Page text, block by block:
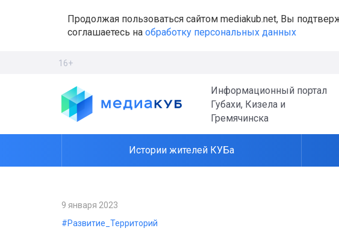
Продолжая пользоваться сайтом mediakub.net, Вы
соглашаетесь на обработку персональных данных
16+
Информационный портал
Губахи, Кизела и
Гремячинска
Истории жителей КУБа
9 января 2023
#Развитие_Территорий